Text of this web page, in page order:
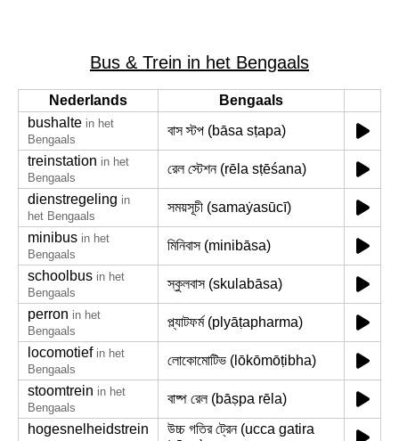
Bus & Trein in het Bengaals
Nederlands
Bengaals
bushalte in het
Bengaals
বাস স্টপ (bāsa sṭapa)
treinstation in het
Bengaals
রেল স্টেশন (rēla sṭēśana)
dienstregeling in
het Bengaals
সময়সূচী (samaẏasūcī)
minibus in het
Bengaals
মিনিবাস (minibāsa)
schoolbus in het
Bengaals
স্কুলবাস (skulabāsa)
perron in het
Bengaals
প্ল্যাটফর্ম (plyāṭapharma)
locomotief in het
Bengaals
লোকোমোটিভ (lōkōmōṭibha)
stoomtrein in het
Bengaals
বাষ্প রেল (bāṣpa rēla)
hogesnelheidstrein
উচ্চ গতির ট্রেন (ucca gatira